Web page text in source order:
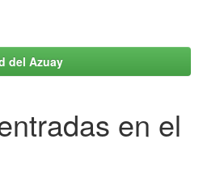
del Azuay
en el